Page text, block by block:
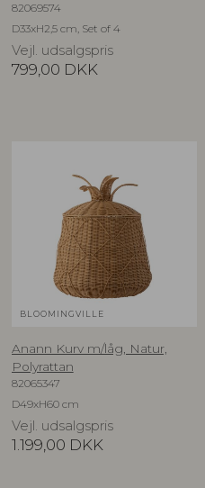
82069574
D33xH2,5 cm, Set of 4
Vejl. udsalgspris
799,00 DKK
BLOOMINGVILLE
Anann Kurv m/låg, Natur,
Polyrattan
82065347
D49xH60 cm
Vejl. udsalgspris
1.199,00 DKK